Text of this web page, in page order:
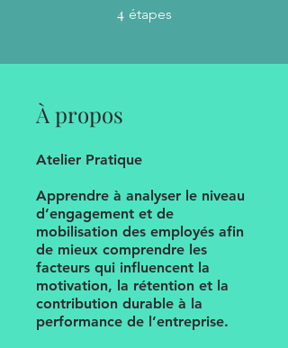
4 étapes
À propos
Atelier Pratique
Apprendre à analyser le niveau
d’engagement et de
mobilisation des employés afin
de mieux comprendre les
facteurs qui influencent la
motivation, la rétention et la
contribution durable à la
performance de l’entreprise.